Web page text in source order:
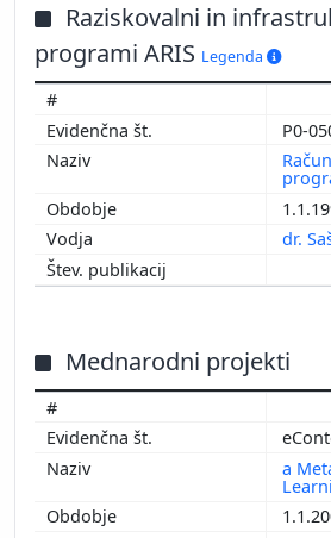
Raziskovalni in
programi ARIS Legenda
P0-
dr.
Mednarodni projekti
a